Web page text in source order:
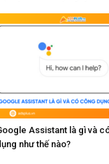
Assistant là gì và
như thế nào?